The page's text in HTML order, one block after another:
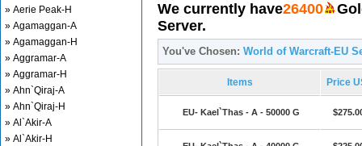
» Aerie Peak-H
» Agamaggan-A
» Agamaggan-H
» Aggramar-A
» Aggramar-H
» Ahn`Qiraj-A
» Ahn`Qiraj-H
» Al`Akir-A
» Al`Akir-H
We currently have26400
Server.
You've Chosen: World of Warcraft-EU
Items Price
EU- Kael`Thas - A - 50000 G